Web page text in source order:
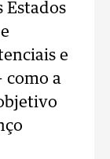
Estados
e
como a